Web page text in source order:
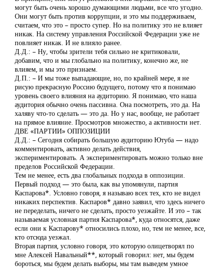
могут быть очень хорошо думающими людьми, все что угодно.
Они могут быть против коррупции, и это мы поддерживаем,
считаем, что это – просто супер. Но на политику это не влияет
никак. На систему управления Российской Федерации уже не
повлияет никак. И не влияло ранее.
Д.Д.: – Ну, чтобы зрители тебя сильно не критиковали,
добавим, что и мы глобально на политику, конечно же, не
влияем, и мы это признаем.
Д.П.: – И мы тоже выпадающие, но, по крайней мере, я не
рисую прекрасную Россию будущего, потому что я понимаю
уровень своего влияния на аудиторию. Я понимаю, что наша
аудитория обычно очень пассивна. Она посмотреть, это да. На
халяву что-то сделать — это да. Но у нас, вообще, не работает
на прямое влияние. Просмотров множество, а активности нет.
ДВЕ «ПАРТИИ» ОППОЗИЦИИ
Д.Д.: – Сегодня собирать большую аудиторию Ютуба — надо
комментировать, активно делать действия,
экспериментировать. А экспериментировать можно только вне
пределов Российской Федерации.
Тем не менее, есть два глобальных подхода в оппозиции.
Первый подход — это была, как вы упомянули, партия
Каспарова*. Условно говоря, я называю всех тех, кто не видел
никаких перспектив. Каспаров* давно заявил, что здесь ничего
не переделать, ничего не сделать, просто уезжайте. И это – так
называемая условная партия Каспарова*, куда относятся, даже
если они к Каспарову* относились плохо, но, тем не менее, все,
кто отсюда уезжал.
Вторая партия, условно говоря, это которую олицетворял по
мне Алексей Навальный**, который говорил: нет, мы будем
бороться, мы будем делать выборы, мы там выведем умное